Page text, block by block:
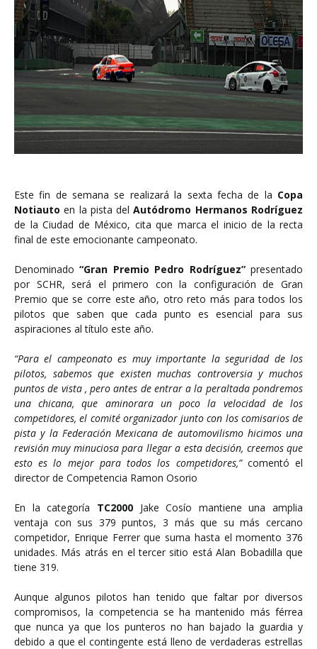
Este fin de semana se realizará la sexta fecha de la Copa
Notiauto en la pista delAutódromo Hermanos Rodríguez
de la Ciudad de México, cita que marca el inicio de la recta
final de este emocionante campeonato.
Denominado“Gran Premio Pedro Rodríguez”presentado
por SCHR, será el primero con la configuración de Gran
Premio que se corre este año, otro reto más para todos los
pilotos que saben que cada punto es esencial para sus
aspiraciones al título este año.
“Para el campeonato es muy importante la seguridad de los
pilotos, sabemos que existen muchas controversia y muchos
puntos de vista , pero antes de entrar a la peraltada pondremos
una chicana, que aminorara un poco la velocidad de los
competidores, el comité organizador junto con los comisarios de
pista y la Federación Mexicana de automovilismo hicimos una
revisión muy minuciosa para llegar a esta decisión, creemos que
esto es lo mejor para todos los competidores,”comentó el
director de Competencia Ramon Osorio
En la categoría TC2000Jake Cosío mantiene una amplia
ventaja con sus 379 puntos, 3 más que su más cercano
competidor, Enrique Ferrer que suma hasta el momento 376
unidades. Más atrás en el tercer sitio está Alan Bobadilla que
tiene 319.​
Aunque algunos pilotos han tenido que faltar por diversos
compromisos, la competencia se ha mantenido más férrea
que nunca ya que los punteros no han bajado la guardia y
debido a que el contingente está lleno de verdaderas estrellas